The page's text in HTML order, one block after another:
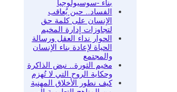
بناء -سوسيولوجيا
الفساد.. حين يُعاقب
الإنسان على كلمة حق
لتجاوزات إدارة المخيم
الحوار نداء العقل ورسالة
الحياة لإعادة بناء الإنسان
والمجتمع
مخيم الثورة.. نبض الذاكرة
وحكاية الروح التي لا تُهزم
كيف نطور الأخلاق المهنية